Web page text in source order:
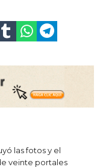
las fotos y el
veinte portales